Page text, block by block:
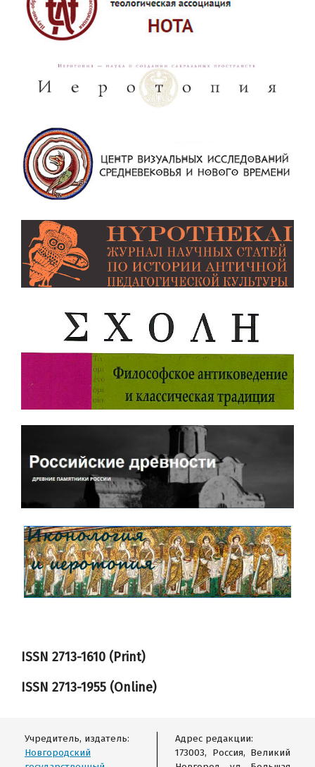
ISSN 2713-1610 (Print)
ISSN 2713-1955 (Online)
Учредитель, издатель:
Новгородский
Адрес редакции:
173003, Россия, Великий